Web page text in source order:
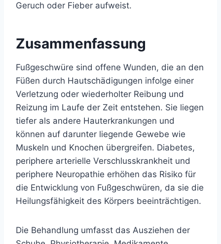
Geruch oder Fieber aufweist.
Zusammenfassung
Fußgeschwüre sind offene Wunden, die an den
Füßen durch Hautschädigungen infolge einer
Verletzung oder wiederholter Reibung und
Reizung im Laufe der Zeit entstehen. Sie liegen
tiefer als andere Hauterkrankungen und
können auf darunter liegende Gewebe wie
Muskeln und Knochen übergreifen. Diabetes,
periphere arterielle Verschlusskrankheit und
periphere Neuropathie erhöhen das Risiko für
die Entwicklung von Fußgeschwüren, da sie die
Heilungsfähigkeit des Körpers beeinträchtigen.
Die Behandlung umfasst das Ausziehen der